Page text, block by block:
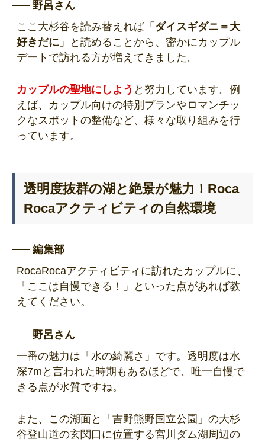
野呂さん
ここ大杉谷を読み替えれば「 ダイスギダニ＝大
好きだに 」と読めることから、密かにカップル
デートで訪れる方が増えてきました。
カップルの聖地にしよう と努力しています。例
えば、カップル向けの特別プランやロマンチッ
クなスポットの整備など、様々な取り組みを行
っています。
透明度抜群の湖と絶景が魅力！Roca
Rocaアクティビティの自然環境
編集部
RocaRocaアクティビティに訪れたカップルに、
「ここは自慢できる！」といった点があれば教
えてください。
野呂さん
一番の魅力は「水の綺麗さ」です。透明度は水
深7mと言われた時期もあるほどで、唯一自慢で
きる点が水質ですね。
また、この湖面と「吉野熊野国立公園」の大杉
谷登山道の玄関口に位置する宮川ダム湖周辺の